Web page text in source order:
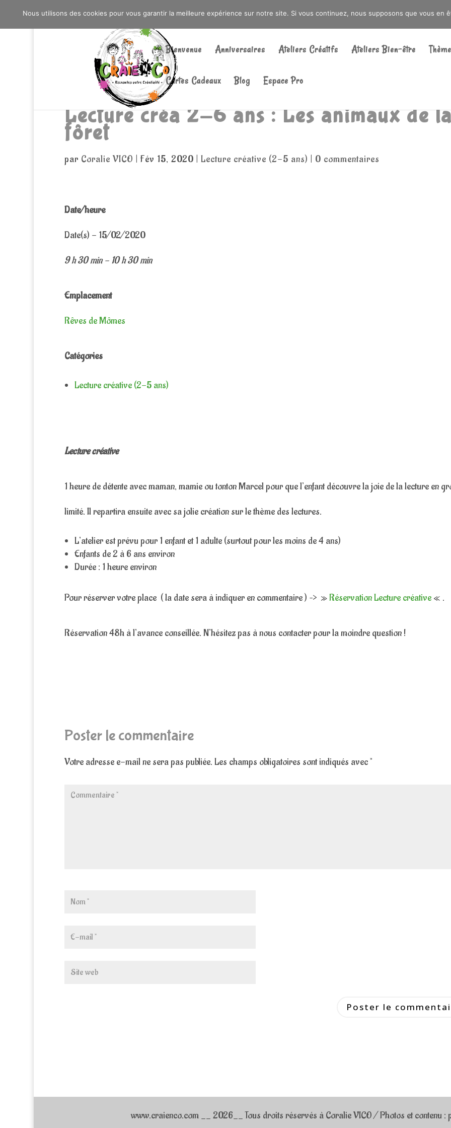
0603176412 - RDV CHEZ SO WATT À SAINT ANDRÉ OU DANS LA MÉTROPOLE LILLOISE CRAIENCO@GMAIL.COM
Bienvenue Anniversaires Ateliers Créatifs Ateliers Bien-être
Cartes Cadeaux Blog Espace Pro
Recherche
produits
Lecture créa 2-6 ans : Les animaux de
fôret
par Coralie VICO |Fév 15, 2020 | Lecture créative (2-5 ans) | 0 commentaires
Date/heure
Date(s) - 15/02/2020
9 h 30 min - 10 h 30 min
Emplacement
Rêves de Mômes
Catégories
Lecture créative (2-5 ans)
Lecture créative
1 heure de détente avec maman, mamie ou tonton Marcel pour que l’enfant découvre la joie de la lecture en
limité. Il repartira ensuite avec sa jolie création sur le thème des lectures.
L’atelier est prévu pour 1 enfant et 1 adulte (surtout pour les moins de 4 ans)
Enfants de 2 à 6 ans environ
Durée : 1 heure environ
Pour réserver votre place ( la date sera à indiquer en commentaire ) –> »Réservation Lecture créative« .
Réservation 48h à l’avance conseillée. N’hésitez pas à nous contacter pour la moindre question !
Poster le commentaire
Votre adresse e-mail ne sera pas publiée. Les champs obligatoires sont indiqués avec*
www.craienco.com __ 2026__ Tous droits réservés à Coralie VICO / Photos et contenu :
Nous utilisons des cookies pour vous garantir la meilleure expérience sur notre site. Si vous continuez, nous supposons que vous en